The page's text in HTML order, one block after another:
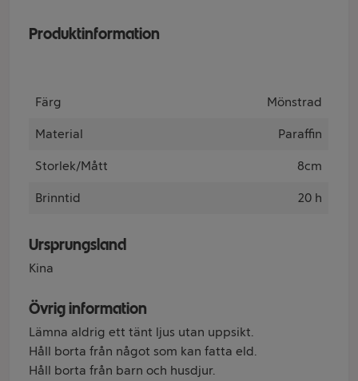
Produktinformation
Färg Mönstrad
Material Paraffin
Storlek/Mått 8cm
Brinntid 20 h
Ursprungsland
Kina
Övrig information
Lämna aldrig ett tänt ljus utan uppsikt.
Håll borta från något som kan fatta eld.
Håll borta från barn och husdjur.